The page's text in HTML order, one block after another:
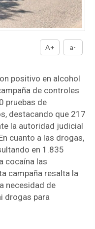
A+ a-
positivo en alcohol
de controles
pruebas de
destacando que 217
la autoridad judicial
cuanto a las drogas,
en 1.835
cocaína las
campaña resalta la
necesidad de
drogas para